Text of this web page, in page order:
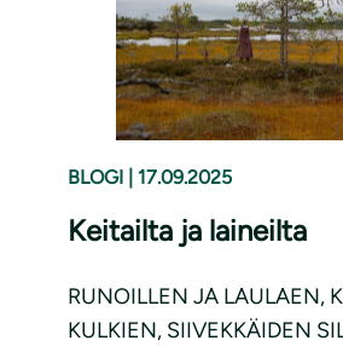
BLOGI 17.09.2025
Keitailta ja laineilta
RUNOILLEN JA LAULAEN,
KULKIEN, SIIVEKKÄIDEN